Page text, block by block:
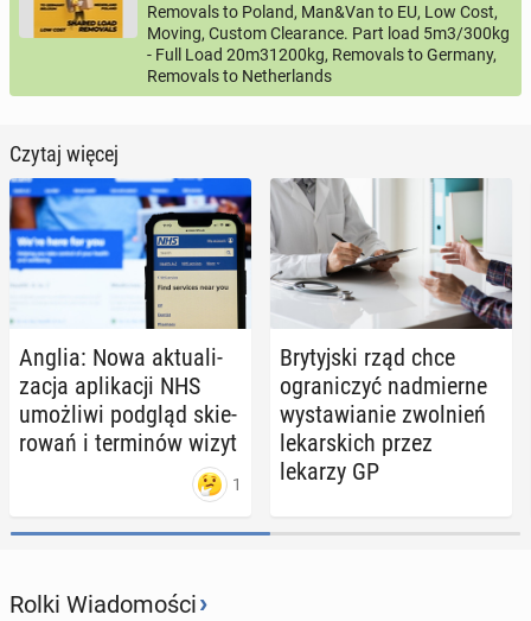
Removals to Poland, Man&Van to EU, Low Cost,
Moving, Custom Clearance. Part load 5m3/300kg
- Full Load 20m31200kg, Removals to Germany,
Removals to Netherlands
Czytaj więcej
Anglia: Nowa ak­tu­ali­
za­cja apli­ka­cji NHS
umoż­li­wi podgląd skie­
ro­wań i ter­mi­nów wizyt
1
Bry­tyj­ski rząd chce
ogra­ni­czyć nad­mier­ne
wy­sta­wia­nie zwol­nień
le­kar­skich przez
lekarzy GP
Rolki Wiadomości›